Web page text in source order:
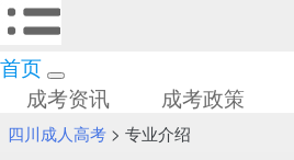
首页
成考资讯
成考政策
四川成人高考> 专业介绍